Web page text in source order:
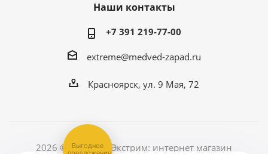
Наши контакты
+7 391 219-77-00
extreme@medved-zapad.ru
Красноярск, ул. 9 Мая, 72
2026 © Медведь Экстрим: интернет магазин
Выгодное